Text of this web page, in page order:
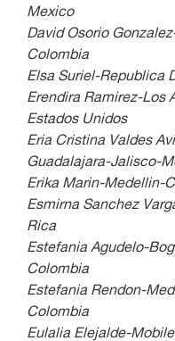
Mexico
David Osorio
Colombia
Elsa Suriel-Republica
Erendira Ramirez-Los
Estados Unidos
Eria Cristina Valdes
Guadalajara-Jalisco-
Erika Marin-Medellin-
Esmirna Sanchez
Rica
Estefania Agudelo-
Colombia
Estefania Rendon-
Colombia
Eulalia Elejalde-